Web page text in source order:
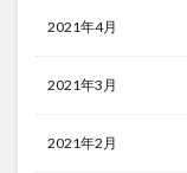
2021年4月
2021年3月
2021年2月